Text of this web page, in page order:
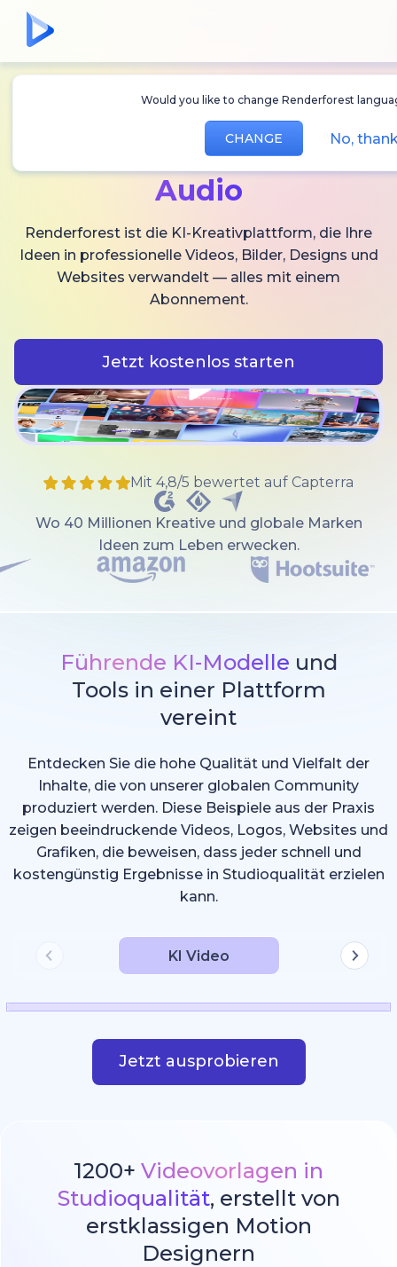
Would you like to change Renderforest
CHANGE No,
Erstellen SieKI-
Bilder und
Audio
Renderforest ist die KI-Kreativplattform, die Ihre
Ideen in professionelle Videos, Bilder, Designs und
Websites verwandelt — alles mit einem
Abonnement.
Jetzt kostenlos starten
Mit 4,8/5 bewertet auf Capterra
Wo 40 Millionen Kreative und globale Marken
Ideen zum Leben erwecken.
Führende KI-Modelle und
Tools in einer Plattform
vereint
Entdecken Sie die hohe Qualität und Vielfalt der
Inhalte, die von unserer globalen Community
produziert werden. Diese Beispiele aus der Praxis
zeigen beeindruckende Videos, Logos, Websites und
Grafiken, die beweisen, dass jeder schnell und
kostengünstig Ergebnisse in Studioqualität erzielen
kann.
KI Video
Jetzt ausprobieren
1200+ Videovorlagen in
Studioqualität, erstellt von
erstklassigen Motion
Designern